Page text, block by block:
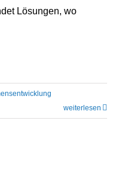
Lösungen, wo
weiter­lesen